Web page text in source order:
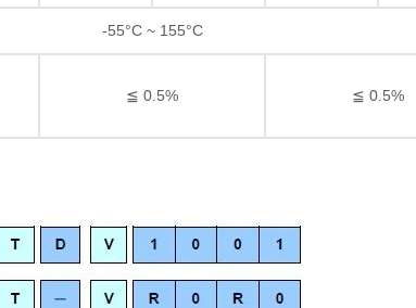
-55°C ~ 155°C
≦ 0.5% ≦ 0.5%